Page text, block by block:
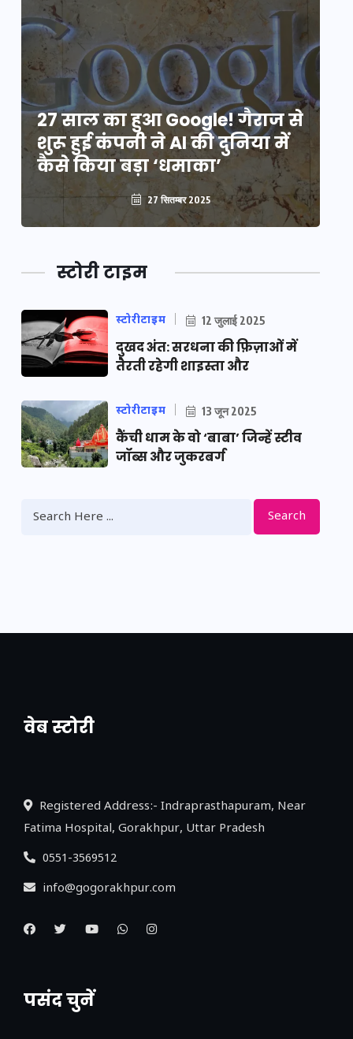
27 साल का हुआ Google! गैराज से
शुरू हुई कंपनी ने AI की दुनिया में
कैसे किया बड़ा ‘धमाका’
27 सितम्बर 2025
स्टोरी टाइम
स्टोरीटाइम 12 जुलाई 2025
दुखद अंत: सरधना की फ़िज़ाओं में
तैरती रहेगी शाइस्ता और
स्टोरीटाइम 13 जून 2025
कैंची धाम के वो ‘बाबा’ जिन्हें स्टीव
जॉब्स और जुकरबर्ग
Search
वेब स्टोरी
नया एक्सप्रेसवे: पूर्वांचल का लक, डेवलपमेंट का
Registered Address:- Indraprasthapuram, Near
Fatima Hospital, Gorakhpur, Uttar Pradesh
0551-3569512
info@gogorakhpur.com
पसंद चुनें